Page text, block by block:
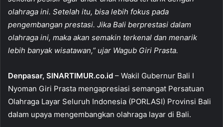
b
o
o
k
A
p
p
olahraga ini. Setelah itu, bisa lebih fokus pada
pengembangan prestasi. Jika Bali berprestasi dalam
olahraga ini, maka akan semakin terkenal dan menarik
lebih banyak wisatawan,” ujar Wagub Giri Prasta.
Denpasar, SINARTIMUR.co.id – Wakil Gubernur Bali I
Nyoman Giri Prasta mengapresiasi semangat Persatuan
Olahraga Layar Seluruh Indonesia (PORLASI) Provinsi Bali
dalam upaya mengembangkan olahraga layar di Bali.